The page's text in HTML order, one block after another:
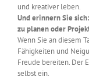
und kreativer leben.
Und erinnern Sie
zu planen oder
Wenn Sie an diesem
Fähigkeiten und
Freude bereiten. Der
selbst ein.